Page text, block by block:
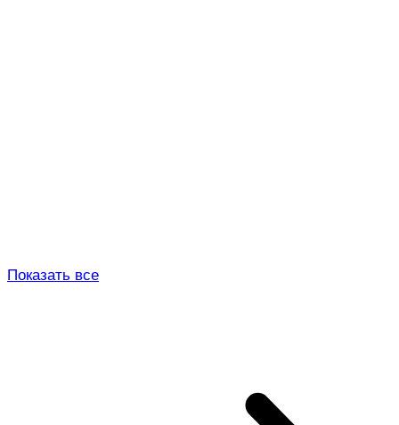
Показать все